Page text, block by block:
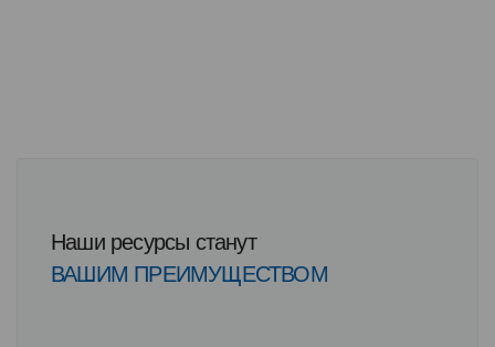
Наши ресурсы станут
ВАШИМ ПРЕИМУЩЕСТВОМ